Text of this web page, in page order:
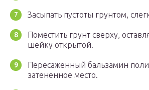
Засыпать пустоты грунтом,
Поместить грунт сверху,
шейку открытой.
Пересаженный бальзамин
затененное место.